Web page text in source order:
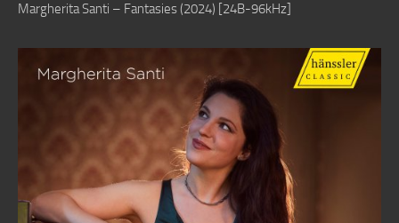
Margherita Santi – Fantasies (2024) [24B-96kHz]